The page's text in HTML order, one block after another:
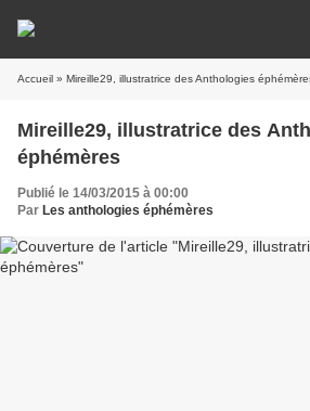
Accueil » Mireille29, illustratrice des Anthologies
Mireille29, illustratrice des
éphémères
Publié le 14/03/2015 à 00:00
Par Les anthologies éphémères